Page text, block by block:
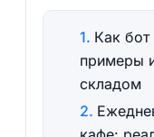
Как бот
примеры
складом